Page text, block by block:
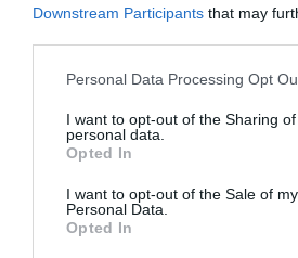
Downstream Participants that may
Personal Data Processing Opt
I want to opt-out of the Sharing
personal data.
Opted In
I want to opt-out of the Sale of my
Personal Data.
Opted In